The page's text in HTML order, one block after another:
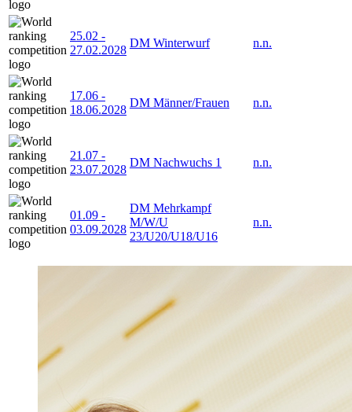
25.02 -
27.02.2028
DM Winterwurf n.n.
17.06 -
18.06.2028
DM Männer/Frauen n.n.
21.07 -
23.07.2028
DM Nachwuchs 1 n.n.
01.09 -
03.09.2028
DM Mehrkampf
M/W/U
23/U20/U18/U16
n.n.